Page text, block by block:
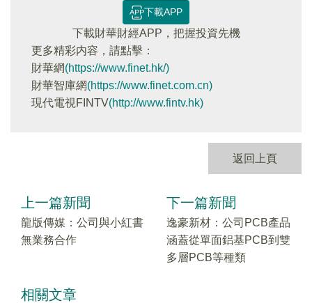
下載APP
下載財華財經APP，把握投資先機
更多精彩内容，請點擊：
財華網(https://www.finet.hk/)
財華智庫網(https://www.finet.com.cn)
現代電視FINTV(http://www.fintv.hk)
返回上頁
上一篇新聞
龍版傳媒：公司與小紅書
無業務合作
下一篇新聞
逸豪新材：公司PCB產品
涵蓋從單面鋁基PCB到雙
多層PCB等種類
相關文章